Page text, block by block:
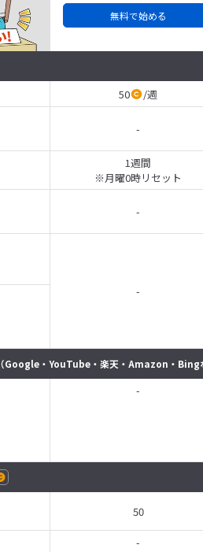
無料で始める
50 /週
-
1週間
※月曜0時リセット
-
-
（Google・YouTube・楽天・Amazon・Bing
-
50
-